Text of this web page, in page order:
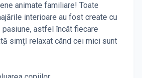
animate familiare! Toate
interioare au fost create cu
astfel încât fiecare
simțI relaxat când cei mici sunt